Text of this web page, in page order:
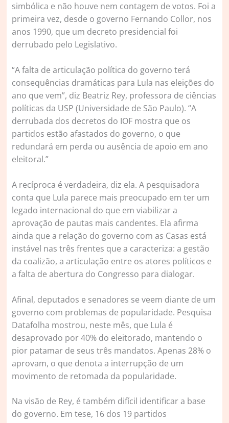
simbólica e não houve nem contagem de votos. Foi a
primeira vez, desde o governo Fernando Collor, nos
anos 1990, que um decreto presidencial foi
derrubado pelo Legislativo.
“A falta de articulação política do governo terá
consequências dramáticas para Lula nas eleições do
ano que vem”, diz Beatriz Rey, professora de ciências
políticas da USP (Universidade de São Paulo). “A
derrubada dos decretos do IOF mostra que os
partidos estão afastados do governo, o que
redundará em perda ou ausência de apoio em ano
eleitoral.”
A recíproca é verdadeira, diz ela. A pesquisadora
conta que Lula parece mais preocupado em ter um
legado internacional do que em viabilizar a
aprovação de pautas mais candentes. Ela afirma
ainda que a relação do governo com as Casas está
instável nas três frentes que a caracteriza: a gestão
da coalizão, a articulação entre os atores políticos e
a falta de abertura do Congresso para dialogar.
Afinal, deputados e senadores se veem diante de um
governo com problemas de popularidade. Pesquisa
Datafolha mostrou, neste mês, que Lula é
desaprovado por 40% do eleitorado, mantendo o
pior patamar de seus três mandatos. Apenas 28% o
aprovam, o que denota a interrupção de um
movimento de retomada da popularidade.
Na visão de Rey, é também difícil identificar a base
do governo. Em tese, 16 dos 19 partidos